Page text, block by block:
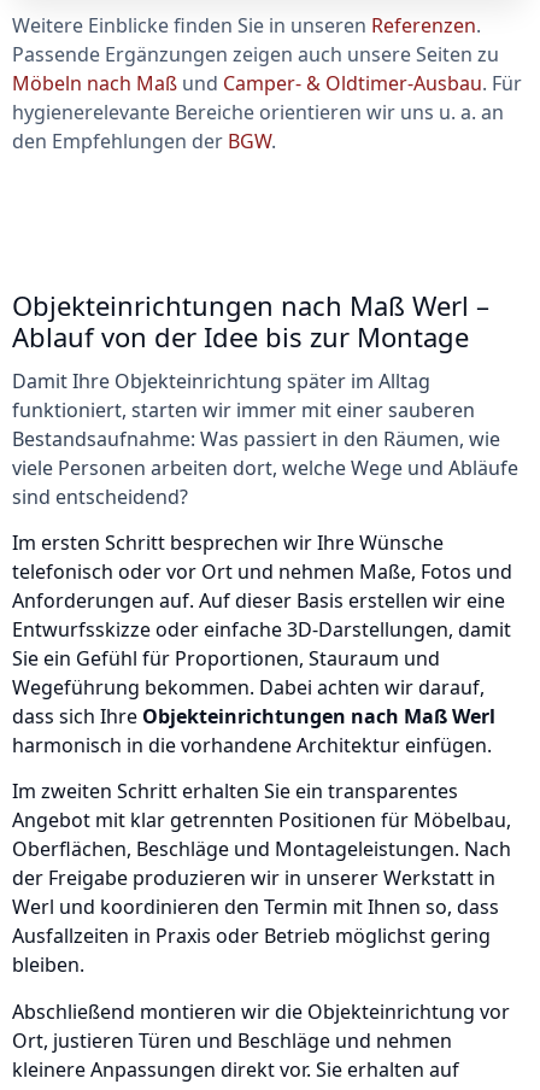
Weitere Einblicke finden Sie in unseren Referenzen.
Passende Ergänzungen zeigen auch unsere Seiten zu
Möbeln nach Maß und Camper- & Oldtimer-Ausbau. Für
hygienerelevante Bereiche orientieren wir uns u. a. an
den Empfehlungen der BGW.
Objekteinrichtungen nach Maß Werl –
Ablauf von der Idee bis zur Montage
Damit Ihre Objekteinrichtung später im Alltag
funktioniert, starten wir immer mit einer sauberen
Bestandsaufnahme: Was passiert in den Räumen, wie
viele Personen arbeiten dort, welche Wege und Abläufe
sind entscheidend?
Im ersten Schritt besprechen wir Ihre Wünsche
telefonisch oder vor Ort und nehmen Maße, Fotos und
Anforderungen auf. Auf dieser Basis erstellen wir eine
Entwurfsskizze oder einfache 3D-Darstellungen, damit
Sie ein Gefühl für Proportionen, Stauraum und
Wegeführung bekommen. Dabei achten wir darauf,
dass sich Ihre Objekteinrichtungen nach Maß Werl
harmonisch in die vorhandene Architektur einfügen.
Im zweiten Schritt erhalten Sie ein transparentes
Angebot mit klar getrennten Positionen für Möbelbau,
Oberflächen, Beschläge und Montageleistungen. Nach
der Freigabe produzieren wir in unserer Werkstatt in
Werl und koordinieren den Termin mit Ihnen so, dass
Ausfallzeiten in Praxis oder Betrieb möglichst gering
bleiben.
Abschließend montieren wir die Objekteinrichtung vor
Ort, justieren Türen und Beschläge und nehmen
kleinere Anpassungen direkt vor. Sie erhalten auf